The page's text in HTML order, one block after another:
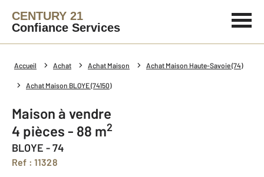
CENTURY 21
Confiance Services
Accueil Achat Achat Maison Achat Maison Haute-Savoie (74)
Achat Maison BLOYE (74150)
Maison à vendre
4 pièces - 88 m2
BLOYE - 74
Ref : 11328